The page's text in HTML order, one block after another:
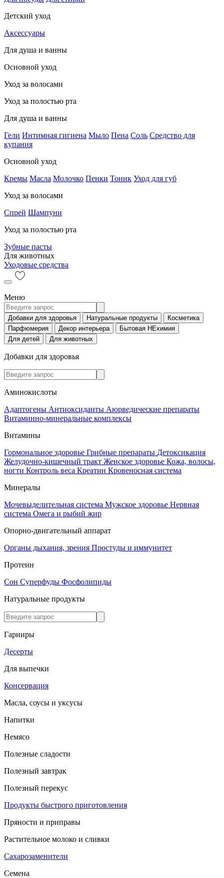
Детский уход
Аксессуары
Для душа и ванны
Основной уход
Уход за волосами
Уход за полостью рта
Для душа и ванны
Гели Интимная гигиена Мыло Пена Соль Средство для
купания
Основной уход
Кремы Масла Молочко Пенки Тоник Уход для губ
Уход за волосами
Спрей Шампуни
Уход за полостью рта
Зубные пасты
Для животных
Уходовые средства
Меню
Добавки для здоровья Натуральные продукты
Косметика
Парфюмерия
Декор интерьера
Бытовая НЕхимия
Для детей
Для животных
Добавки для здоровья
Аминокислоты
Адаптогены Антиоксиданты Аюрведические препараты
Витаминно-минеральные комплексы
Витамины
Гормональное здоровье Грибные препараты Детоксикация
Желудочно-кишечный тракт Женское здоровье Кожа, волосы,
ногти Контроль веса Креатин Кровеносная система
Минералы
Мочевыделительная система Мужское здоровье Нервная
система Омега и рыбий жир
Опорно-двигательный аппарат
Органы дыхания, зрения Простуды и иммунитет
Протеин
Сон Суперфуды Фосфолипиды
Натуральные продукты
Гарниры
Десерты
Для выпечки
Консервация
Масла, соусы и уксусы
Напитки
Немясо
Полезные сладости
Полезный завтрак
Полезный перекус
Продукты быстрого приготовления
Пряности и приправы
Растительное молоко и сливки
Сахарозаменители
Семена